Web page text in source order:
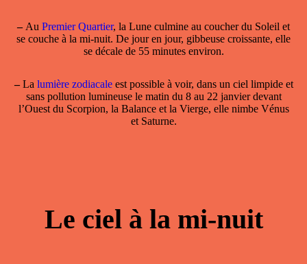
–Au Premier Quartier, la Lune culmine au coucher du Soleil et
se couche à la mi-nuit. De jour en jour, gibbeuse croissante, elle
se décale de 55 minutes environ.
–La lumière zodiacaleest possible à voir, dans un ciel limpide et
sans pollution lumineuse le matin du 8 au 22 janvier devant
l’Ouest du Scorpion, la Balance et la Vierge, elle nimbe Vénus
et Saturne.
Le ciel à la mi-nuit